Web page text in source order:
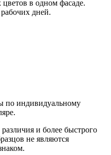
в одном фасаде.
дней.
по индивидуальному
и более быстрого
не являются